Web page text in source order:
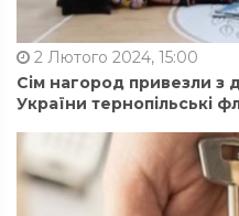
2 Лютого 2024, 15:00
Сім нагород привезли з
України тернопільські